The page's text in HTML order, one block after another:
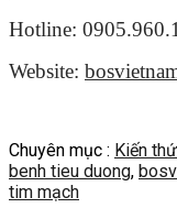
Hotline:
Website:
Chuyên mục : Kiến
benh tieu duong,
tim mạch